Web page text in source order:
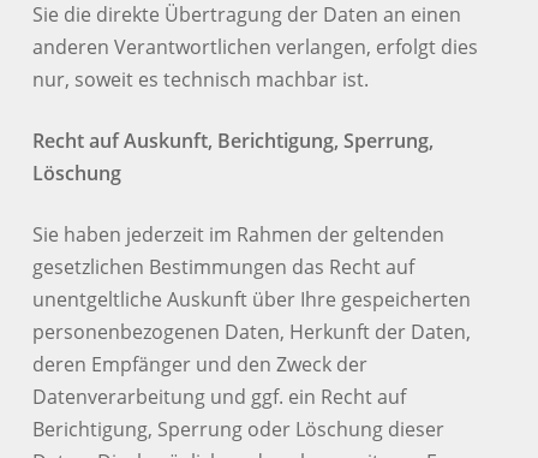
Sie die direkte Übertragung der Daten an einen
anderen Verantwortlichen verlangen, erfolgt dies
nur, soweit es technisch machbar ist.
Recht auf Auskunft, Berichtigung, Sperrung,
Löschung
Sie haben jederzeit im Rahmen der geltenden
gesetzlichen Bestimmungen das Recht auf
unentgeltliche Auskunft über Ihre gespeicherten
personenbezogenen Daten, Herkunft der Daten,
deren Empfänger und den Zweck der
Datenverarbeitung und ggf. ein Recht auf
Berichtigung, Sperrung oder Löschung dieser